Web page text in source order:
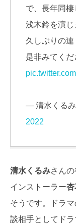
で、長年同
浅木鈴を演じ
久しぶりの連
是非みてくだ
— 清水くる
2022
清水くるみさん
インストーラー杏
そうです。ドラ
談相手としてド